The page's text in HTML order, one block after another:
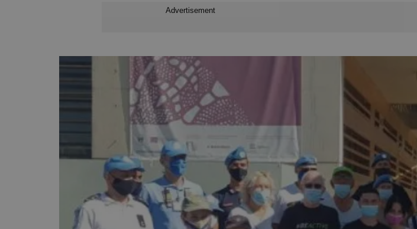
Advertisement